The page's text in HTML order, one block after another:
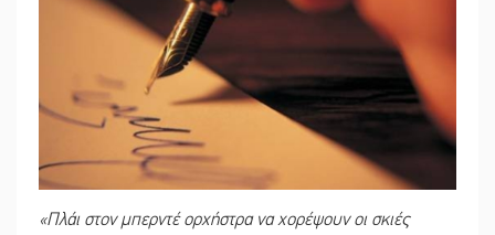
«Πλάι στον μπερντέ ορχήστρα να χορέψουν οι σκιές